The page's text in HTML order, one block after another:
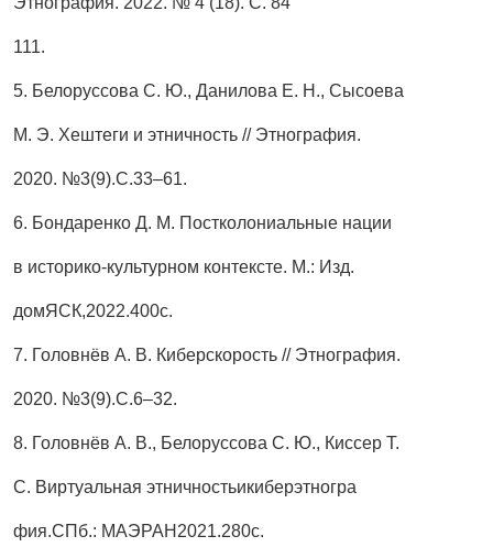
111.
5. Белоруссова С. Ю., Данилова Е. Н., Сысоева
М. Э. Хештеги и этничность // Этнография.
2020. №3(9).С.33–61.
6. Бондаренко Д. М. Постколониальные нации
в историко-культурном контексте. М.: Изд.
домЯСК,2022.400с.
7. Головнёв А. В. Киберскорость // Этнография.
2020. №3(9).С.6–32.
8. Головнёв А. В., Белоруссова С. Ю., Киссер Т.
С. Виртуальная этничностьикиберэтногра
фия.СПб.: МАЭРАН2021.280с.